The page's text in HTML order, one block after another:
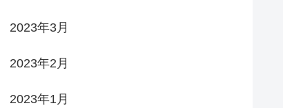
2023年3月
2023年2月
2023年1月